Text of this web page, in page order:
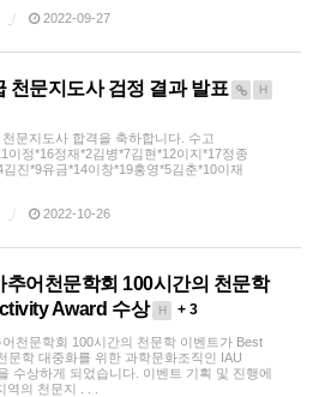
2022-09-27
천문지도사 검정 결과 발표 H
문지도사 합격을 축하합니다. 수고
정*16정재*2김병*7김현*12이지*17정종
진*9유금*14이창*19홍영*5김춘*10이재
2022-10-26
추어천문학회 100시간의 천문학
Award 수상
H + 3
천문학회 100시간의 천문학 이벤트가 Best
문학 대중화를 위한 과학문화조직인 IAU
수상하게 되었습니다. 이벤트 기획 및 진행에
의 천문지 . . .